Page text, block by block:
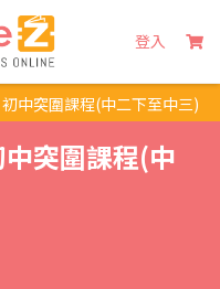
登入
初中突圍課程(中二下至中三)
中突圍課程(中